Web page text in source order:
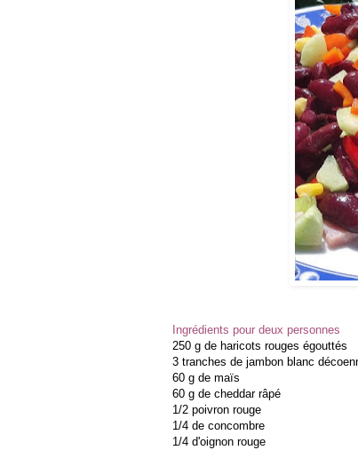
Ingrédients pour deux personnes
250 g de haricots rouges égouttés
3 tranches de jambon blanc
60 g de maïs
60 g de cheddar râpé
1/2 poivron rouge
1/4 de concombre
1/4 d'oignon rouge